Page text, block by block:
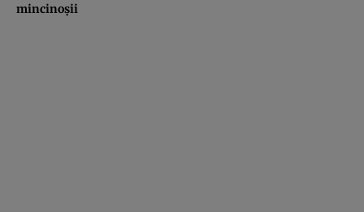
mincinoşii